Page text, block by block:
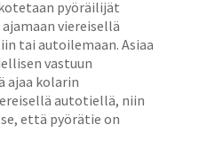
pyöräilijät
viereisellä
tai autoilemaan. Asiaa
vastuun
ajaa kolarin
autotiellä, niin
että pyörätie on